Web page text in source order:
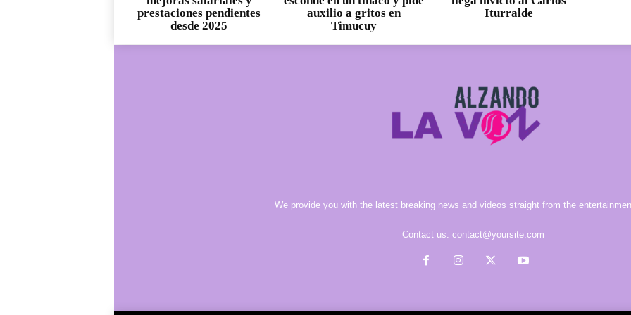
prestaciones pendientes
desde 2025
auxilio a gritos en
Timucuy
Iturralde
We provide you with the latest breaking news and videos straight from the
Contact us: contact@yoursite.com